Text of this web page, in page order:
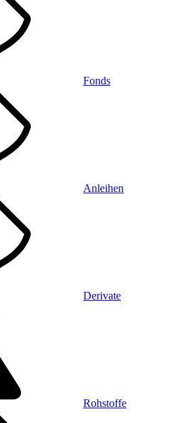
Fonds
Anleihen
Derivate
Rohstoffe